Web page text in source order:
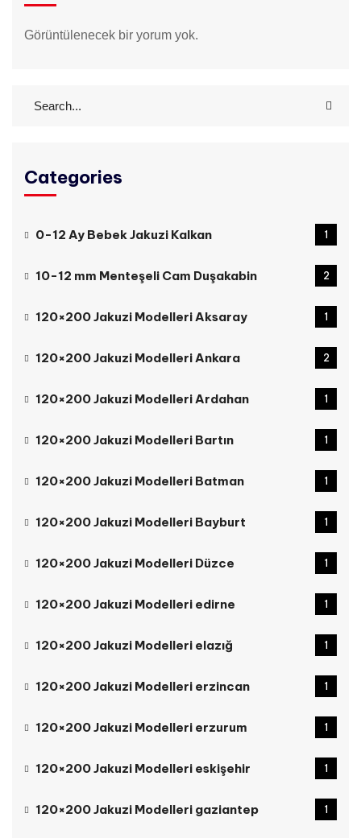
Görüntülenecek bir yorum yok.
Categories
0-12 Ay Bebek Jakuzi Kalkan 1
10-12 mm Menteşeli Cam Duşakabin 2
120×200 Jakuzi Modelleri Aksaray 1
120×200 Jakuzi Modelleri Ankara 2
120×200 Jakuzi Modelleri Ardahan 1
120×200 Jakuzi Modelleri Bartın 1
120×200 Jakuzi Modelleri Batman 1
120×200 Jakuzi Modelleri Bayburt 1
120×200 Jakuzi Modelleri Düzce 1
120×200 Jakuzi Modelleri edirne 1
120×200 Jakuzi Modelleri elazığ 1
120×200 Jakuzi Modelleri erzincan 1
120×200 Jakuzi Modelleri erzurum 1
120×200 Jakuzi Modelleri eskişehir 1
120×200 Jakuzi Modelleri gaziantep 1